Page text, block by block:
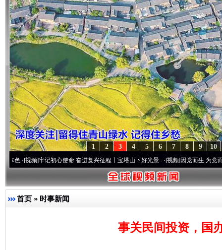
10
9
8
7
6
5
4
3
2
1
牢记初心使命 奋进复兴征程丨宝塔山下好光景..·[视频]因党而生 为党而战——百
首页 » 时事新闻
事关民间投资，国